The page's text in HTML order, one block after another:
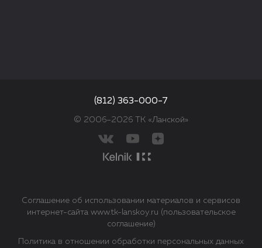
© 2006–2026 ТК «Ланской»
(812) 363-000-7
Политика в отношении обработки персональных данных
Соглашение об использовании материалов и сервисов
интернет-сайта www.tk-lanskoy.ru (пользовательское
соглашение)